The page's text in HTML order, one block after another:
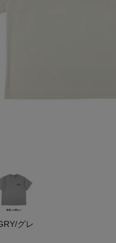
ンを見る
グレ